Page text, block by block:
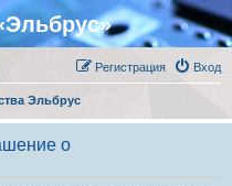
Вход
Регистрация
Эльбрус
о